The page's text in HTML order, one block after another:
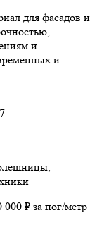
для фасадов и
и
и
₽ за пог/метр